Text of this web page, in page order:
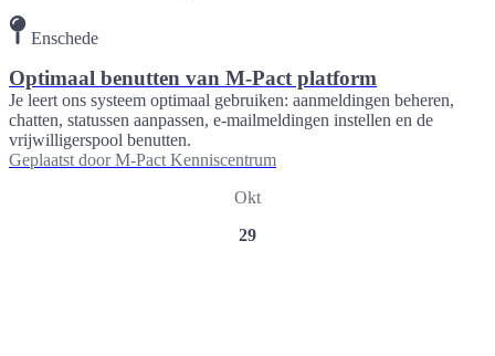
Enschede
Optimaal benutten van M-Pact platform
Je leert ons systeem optimaal gebruiken: aanmeldingen beheren,
chatten, statussen aanpassen, e-mailmeldingen instellen en de
vrijwilligerspool benutten.
Geplaatst door M-Pact Kenniscentrum
Okt
29